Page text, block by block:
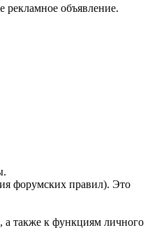
объявление.
форумских правил). Это
а также к функциям личного